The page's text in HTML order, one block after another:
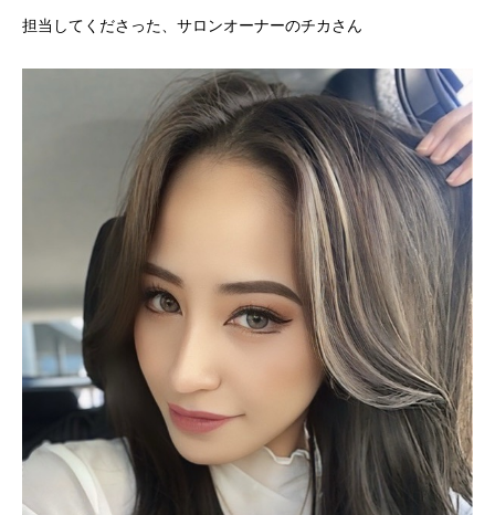
担当してくださった、サロンオーナーのチカさん